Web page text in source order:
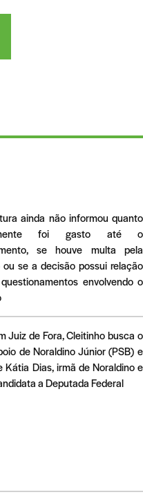
ainda não informou quanto
foi gasto até o
se houve multa pela
ou se a decisão possui relação
envolvendo o
Juiz de Fora, Cleitinho busca o
de Noraldino Júnior (PSB) e
Kátia Dias, irmã de Noraldino e
a Deputada Federal